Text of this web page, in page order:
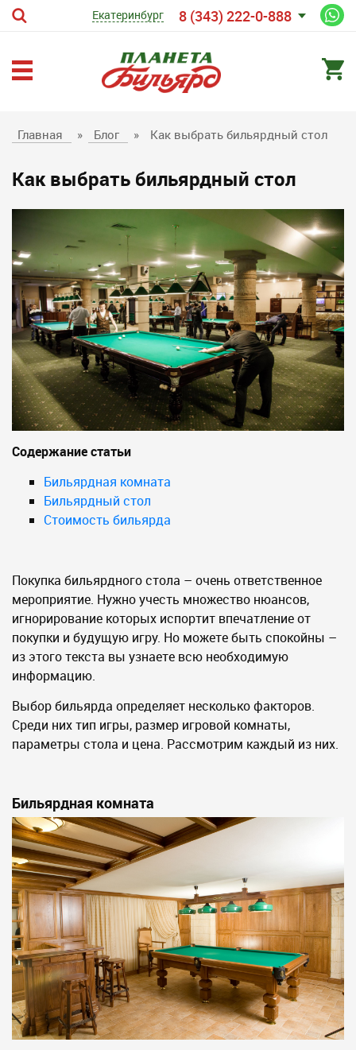
Екатеринбург 8 (343) 222-0-888
Главная » Блог » Как выбрать бильярдный стол
Как выбрать бильярдный стол
Содержание статьи
Бильярдная комната
Бильярдный стол
Стоимость бильярда
Покупка бильярдного стола – очень ответственное
мероприятие. Нужно учесть множество нюансов,
игнорирование которых испортит впечатление от
покупки и будущую игру. Но можете быть спокойны –
из этого текста вы узнаете всю необходимую
информацию.
Выбор бильярда определяет несколько факторов.
Среди них тип игры, размер игровой комнаты,
параметры стола и цена. Рассмотрим каждый из них.
Бильярдная комната